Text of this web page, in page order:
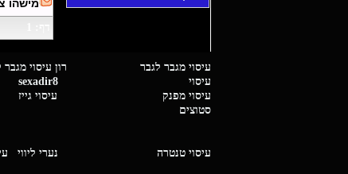
מישהו
עיסוי מגבר לגבר רון
עיסוי sexadir8
עיסוי מפנק
עיסוי גייז
סטוצים
עיסוי טנטרה נערי ליווי